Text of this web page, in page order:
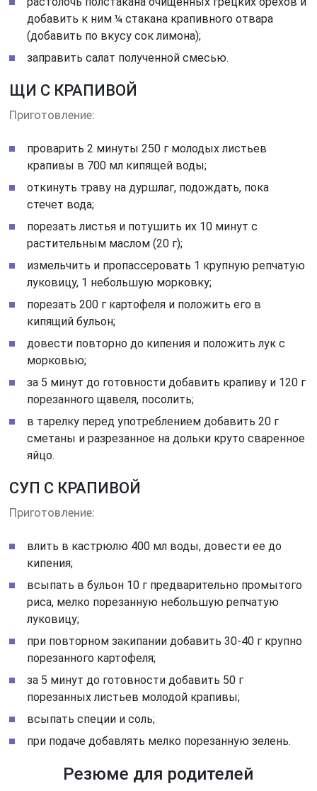
добавить к ним ¼ стакана крапивного отвара
(добавить по вкусу сок лимона);
заправить салат полученной смесью.
ЩИ С КРАПИВОЙ
Приготовление:
проварить 2 минуты 250 г молодых листьев
крапивы в 700 мл кипящей воды;
откинуть траву на дуршлаг, подождать, пока
стечет вода;
порезать листья и потушить их 10 минут с
растительным маслом (20 г);
измельчить и пропассеровать 1 крупную репчатую
луковицу, 1 небольшую морковку;
порезать 200 г картофеля и положить его в
кипящий бульон;
довести повторно до кипения и положить лук с
морковью;
за 5 минут до готовности добавить крапиву и 120 г
порезанного щавеля, посолить;
в тарелку перед употреблением добавить 20 г
сметаны и разрезанное на дольки круто сваренное
яйцо.
СУП С КРАПИВОЙ
Приготовление:
влить в кастрюлю 400 мл воды, довести ее до
кипения;
всыпать в бульон 10 г предварительно промытого
риса, мелко порезанную небольшую репчатую
луковицу;
при повторном закипании добавить 30-40 г крупно
порезанного картофеля;
за 5 минут до готовности добавить 50 г
порезанных листьев молодой крапивы;
всыпать специи и соль;
при подаче добавлять мелко порезанную зелень.
Резюме для родителей